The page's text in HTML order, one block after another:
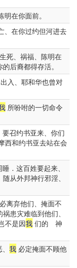
在你面前。
、在你过约但河进去
死、祸福、陈明在
后裔都得存活。
入、耶和华也曾对
所吩咐的一切命令
召约书亚来、你们
西和约书亚去站在会
．这百姓要起来、
从外邦神行邪淫、
离弃他们、掩面不
患灾难临到他们、
不是因我们的 神
我 必定掩面不顾他